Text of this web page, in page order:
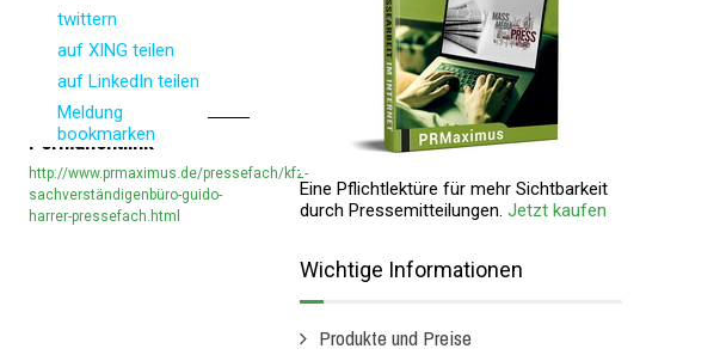
twittern
auf XING teilen
auf LinkedIn teilen
Meldung
bookmarken
Permanentlink
http://www.prmaximus.de/pressefach/kfz-
sachverständigenbüro-guido-
harrer-pressefach.html
Eine Pflichtlektüre für mehr Sichtbarkeit
durch Pressemitteilungen. Jetzt kaufen
Wichtige Informationen
Produkte und Preise